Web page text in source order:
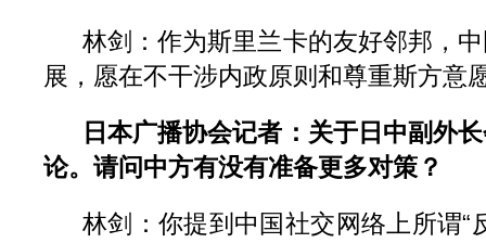
林剑：作为斯里兰卡的友好邻邦，
展，愿在不干涉内政原则和尊重斯方意
日本广播协会记者：关于日中副外
论。请问中方有没有准备更多对策？
林剑：你提到中国社交网络上所谓“